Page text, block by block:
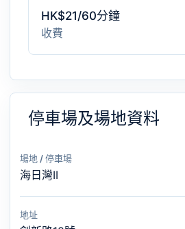
HK$21/60分鐘
收費
停車場及場地資料
場地 / 停車場
海日灣II
地址